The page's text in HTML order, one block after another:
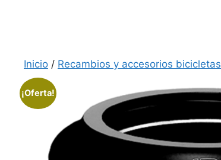
Inicio / Recambios y accesorios bicicletas
¡Oferta!